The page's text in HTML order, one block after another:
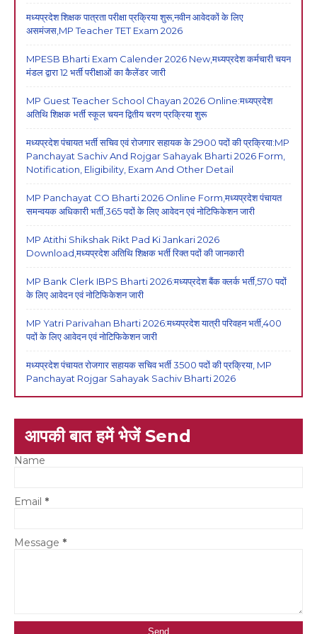
मध्यप्रदेश शिक्षक पात्रता परीक्षा प्रक्रिया शुरू,नवीन आवेदकों के लिए
असमंजस,MP Teacher TET Exam 2026
MPESB Bharti Exam Calender 2026 New,मध्यप्रदेश कर्मचारी चयन
मंडल द्वारा 12 भर्ती परीक्षाओं का कैलेंडर जारी
MP Guest Teacher School Chayan 2026 Online:मध्यप्रदेश
अतिथि शिक्षक भर्ती स्कूल चयन द्वितीय चरण प्रक्रिया शुरू
मध्यप्रदेश पंचायत भर्ती सचिव एवं रोजगार सहायक के 2900 पदों की प्रक्रिया:MP
Panchayat Sachiv And Rojgar Sahayak Bharti 2026 Form,
Notification, Eligibility, Exam And Other Detail
MP Panchayat CO Bharti 2026 Online Form,मध्यप्रदेश पंचायत
समन्वयक अधिकारी भर्ती,365 पदों के लिए आवेदन एवं नोटिफिकेशन जारी
MP Atithi Shikshak Rikt Pad Ki Jankari 2026
Download,मध्यप्रदेश अतिथि शिक्षक भर्ती रिक्त पदों की जानकारी
MP Bank Clerk IBPS Bharti 2026:मध्यप्रदेश बैंक क्लर्क भर्ती,570 पदों
के लिए आवेदन एवं नोटिफिकेशन जारी
MP Yatri Parivahan Bharti 2026:मध्यप्रदेश यात्री परिवहन भर्ती,400
पदों के लिए आवेदन एवं नोटिफिकेशन जारी
मध्यप्रदेश पंचायत रोजगार सहायक सचिव भर्ती 3500 पदों की प्रक्रिया, MP
Panchayat Rojgar Sahayak Sachiv Bharti 2026
आपकी बात हमें भेजें Send
Name
Email *
Message *